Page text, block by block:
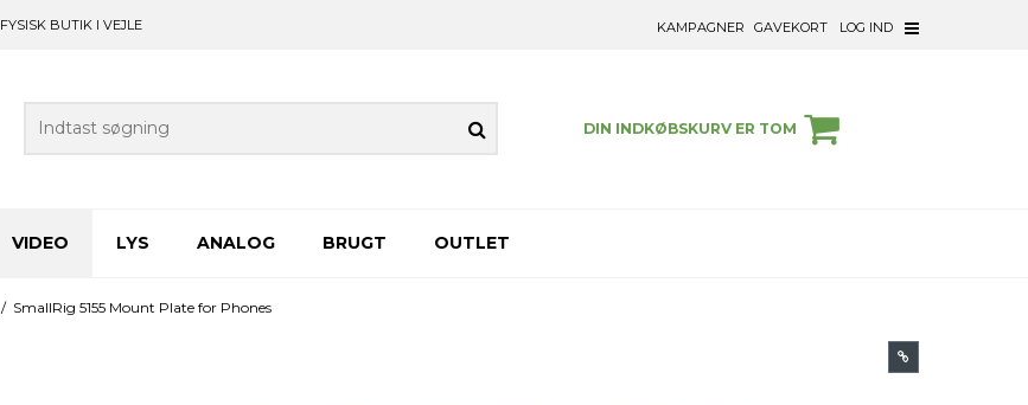
FYSISK BUTIK I VEJLE KAMPAGNER GAVEKORT LOG IND
DIN INDKØBSKURV ER TOM
VIDEO LYS ANALOG BRUGT OUTLET
/ SmallRig 5155 Mount Plate for Phones